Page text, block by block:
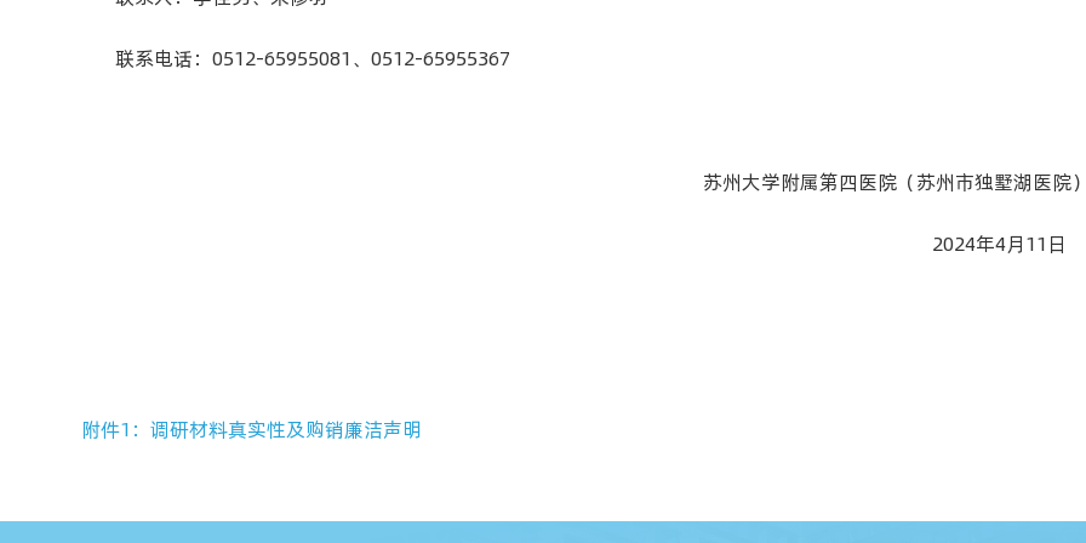
联系电话： 0512-65955081、 0512-65955367
苏州大学附属第四医院（苏州市独墅湖医院
2024年4月11 日
附件1：调研材料真实性及购销廉洁声明